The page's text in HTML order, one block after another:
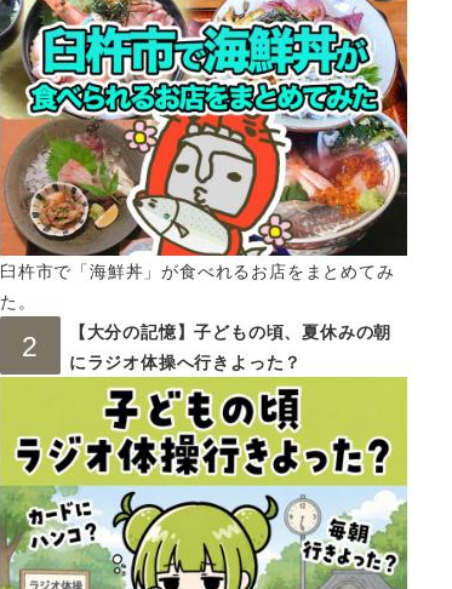
臼杵市で「海鮮丼」が食べれるお店をまとめてみ
た。
【大分の記憶】子どもの頃、夏休みの朝
にラジオ体操へ行きよった？